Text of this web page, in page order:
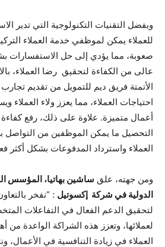
وبفضل التقنيات التكنولوجية التي تدير
للعملاء يمكن لموظفي خدمة العملاء
صعوبة، مما يؤدي إلى حل
عالى من الكفاءة لتحقيق رضا العملاء،
الأتمتة فريق ديم للتمويل من تقديم
احتياجات العملاء، مما يعزز ولاء العملاء
أعمال متميزة. علاوة على ذلك، رفع
التحصيل ما يمكن الموظفين من التواصل
العملاء واسترداد المدفوعات بشكل أكثر
ومن جهته، علق ساشين بهاتيا، المؤسس
الدولية في شركة إكسوتيل : “نفخر
لتحقيق الدعم الفعال في التفاعلات
لعملائها، وتعزز هذه الشراكة الواعدة من
العملاء في زيادة التنافسية في الأعمال،